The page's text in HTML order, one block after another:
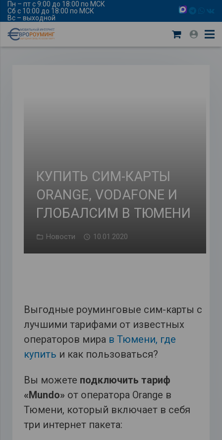
Пн – пт с 9:00 до 18:00 по МСК
Сб с 10:00 до 18:00 по МСК
Вс – выходной
КУПИТЬ СИМ-КАРТЫ
ORANGE, VODAFONE И
ГЛОБАЛСИМ В ТЮМЕНИ
Новости 10.01.2020
Выгодные роуминговые сим-карты с
лучшими тарифами от известных
операторов мира в Тюмени, где
купить и как пользоваться?
Вы можете подключить тариф
«Mundo» от оператора Orange в
Тюмени, который включает в себя
три интернет пакета: